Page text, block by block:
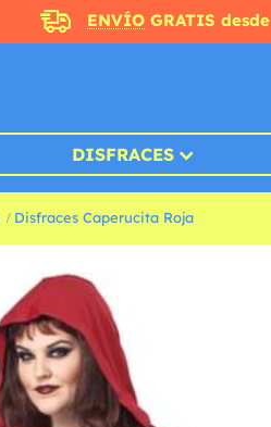
ENVÍOGRATIS desde
DISFRACES
Disfraces Caperucita Roja